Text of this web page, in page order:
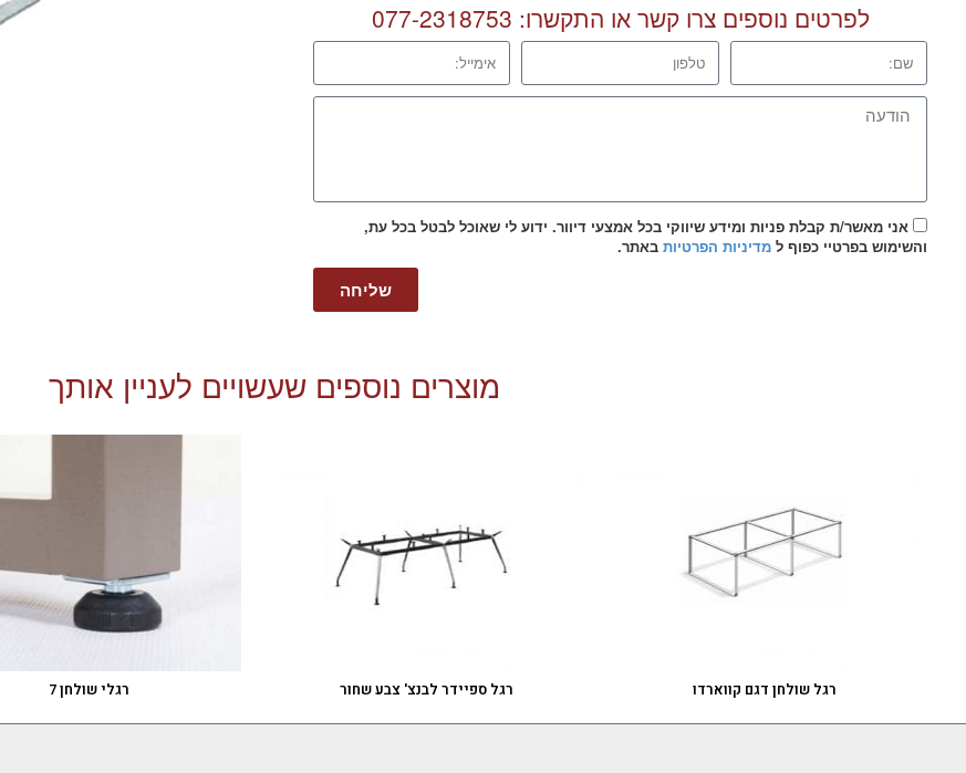
לפרטים נוספים צרו קשר או התקשרו: 077-2318753
אני מאשר/ת קבלת פניות ומידע שיווקי בכל אמצעי דיוור. ידוע לי שאוכל לבטל בכל עת,
והשימוש בפרטיי כפוף ל מדיניות הפרטיות באתר.
שליחה
מוצרים נוספים שעשויים לעניין אותך
רגל שולחן דגם קווארדו רגל ספיידר לבנצ' צבע שחור רגלי שולחן 7